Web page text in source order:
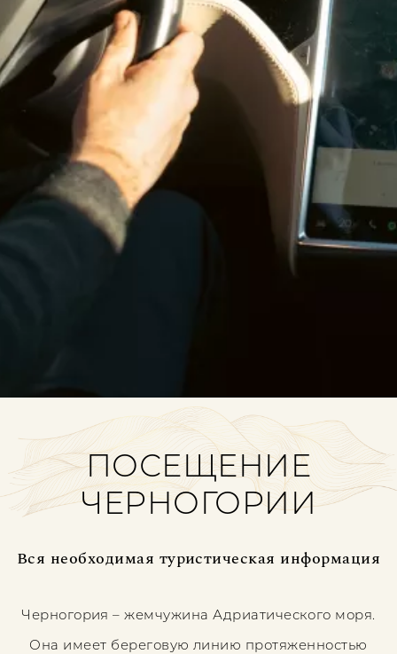
ПОСЕЩЕНИЕ
ЧЕРНОГОРИИ
Вся необходимая туристическая информация
Черногория – жемчужина Адриатического моря.
Она имеет береговую линию протяженностью